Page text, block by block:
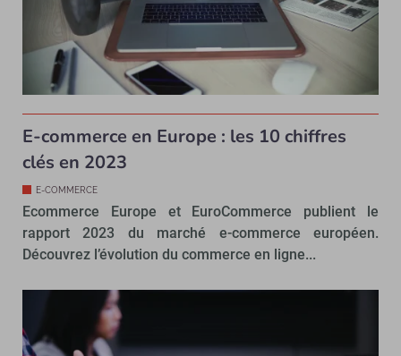
E-commerce en Europe : les 10 chiffres
clés en 2023
E-COMMERCE
Ecommerce Europe et EuroCommerce publient le
rapport 2023 du marché e-commerce européen.
Découvrez l’évolution du commerce en ligne...